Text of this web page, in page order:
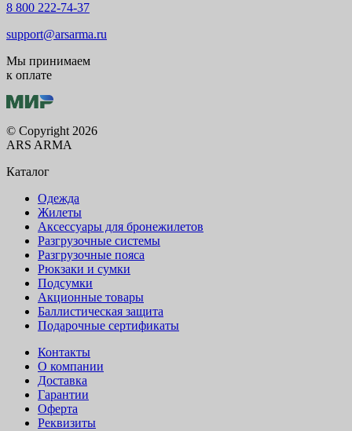
8 800 222-74-37
support@arsarma.ru
Мы принимаем
к оплате
© Copyright 2026
ARS ARMA
Каталог
Одежда
Жилеты
Аксессуары для бронежилетов
Разгрузочные системы
Разгрузочные пояса
Рюкзаки и сумки
Подсумки
Акционные товары
Баллистическая защита
Подарочные сертификаты
Контакты
О компании
Доставка
Гарантии
Оферта
Реквизиты